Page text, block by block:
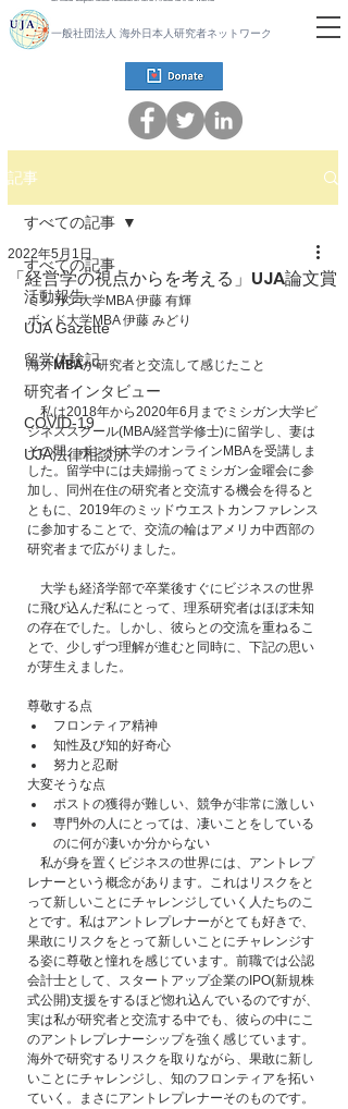
一般社団法人 海外日本人研究者ネットワーク
記事
すべての記事
活動報告
UJA Gazette
留学体験記
研究者インタビュー
COVID-19
UJA法律相談所
すべての記事
「経営学の視点からを考える」UJA論文賞
2022年5月1日
ミシガン大学MBA 伊藤 有輝
ボンド大学MBA 伊藤 みどり
海外MBAが研究者と交流して感じたこと
私は2018年から2020年6月までミシガン大学ビ
ジネススクール(MBA/経営学修士)に留学し、妻は
その間、ボンド大学のオンラインMBAを受講しま
した。留学中には夫婦揃ってミシガン金曜会に参
加し、同州在住の研究者と交流する機会を得ると
ともに、2019年のミッドウエストカンファレンス
に参加することで、交流の輪はアメリカ中西部の
研究者まで広がりました。
大学も経済学部で卒業後すぐにビジネスの世界
に飛び込んだ私にとって、理系研究者はほぼ未知
の存在でした。しかし、彼らとの交流を重ねるこ
とで、少しずつ理解が進むと同時に、下記の思い
が芽生えました。
尊敬する点
フロンティア精神
知性及び知的好奇心
努力と忍耐
大変そうな点
ポストの獲得が難しい、競争が非常に激しい
専門外の人にとっては、凄いことをしている
のに何が凄いか分からない
私が身を置くビジネスの世界には、アントレプ
レナーという概念があります。これはリスクをと
って新しいことにチャレンジしていく人たちのこ
とです。私はアントレプレナーがとても好きで、
果敢にリスクをとって新しいことにチャレンジす
る姿に尊敬と憧れを感じています。前職では公認
会計士として、スタートアップ企業のIPO(新規株
式公開)支援をするほど惚れ込んでいるのですが、
実は私が研究者と交流する中でも、彼らの中にこ
のアントレプレナーシップを強く感じています。
海外で研究するリスクを取りながら、果敢に新し
いことにチャレンジし、知のフロンティアを拓い
ていく。まさにアントレプレナーそのものです。